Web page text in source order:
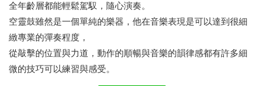
全年齡層都能輕鬆駕馭，隨心演奏。
空靈鼓雖然是一個單純的樂器，他在音樂表現是可以達到很細
緻專業的彈奏程度，
從敲擊的位置與力道，動作的順暢與音樂的韻律感都有許多細
微的技巧可以練習與感受。